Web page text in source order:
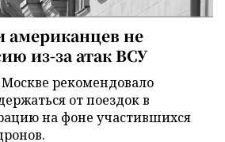
не
из-за атак ВСУ
рекомендовало
от поездок в
на фоне участившихся